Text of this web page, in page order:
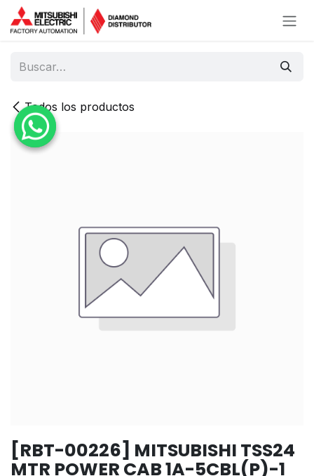
Ir al contenido
Todos los productos
[RBT-00226] MITSUBISHI TSS24
MTR POWER CAB 1A-5CBL(P)-1